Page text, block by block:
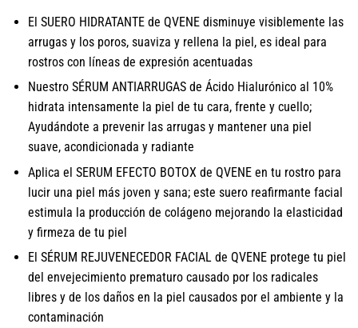
El SUERO HIDRATANTE de QVENE disminuye visiblemente las
arrugas y los poros, suaviza y rellena la piel, es ideal para
rostros con líneas de expresión acentuadas
Nuestro SÉRUM ANTIARRUGAS de Ácido Hialurónico al 10%
hidrata intensamente la piel de tu cara, frente y cuello;
Ayudándote a prevenir las arrugas y mantener una piel
suave, acondicionada y radiante
Aplica el SERUM EFECTO BOTOX de QVENE en tu rostro para
lucir una piel más joven y sana; este suero reafirmante facial
estimula la producción de colágeno mejorando la elasticidad
y firmeza de tu piel
El SÉRUM REJUVENECEDOR FACIAL de QVENE protege tu piel
del envejecimiento prematuro causado por los radicales
libres y de los daños en la piel causados por el ambiente y la
contaminación